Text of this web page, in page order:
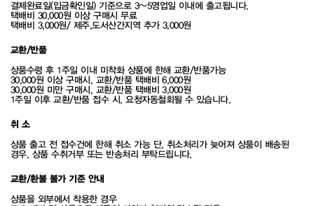
결제완료일(입금확인일) 기준으로 3~5영업일 이내에 출고됩니다.
택배비 30,000원 이상 구매시 무료
택배비 3,000원/ 제주,도서산간지역 추가 3,000원
교환/반품
상품수령 후 1주일 이내 미착화 상품에 한해 교환/반품가능
30,000원 이상 구매시, 교환/반품 택배비 6,000원
30,000원 미만 구매시, 교환/반품 택배비 3,000원
1주일 이후 교환/반품 접수 시, 요청자동철회될 수 있습니다.
취 소
상품 출고 전 접수건에 한해 취소 가능 단, 취소처리가 늦어져 상품이 배송된
경우, 상품 수취거부 또는 반송처리 부탁드립니다.
교환/환불 불가 기준 안내
상품을 외부에서 착용한 경우